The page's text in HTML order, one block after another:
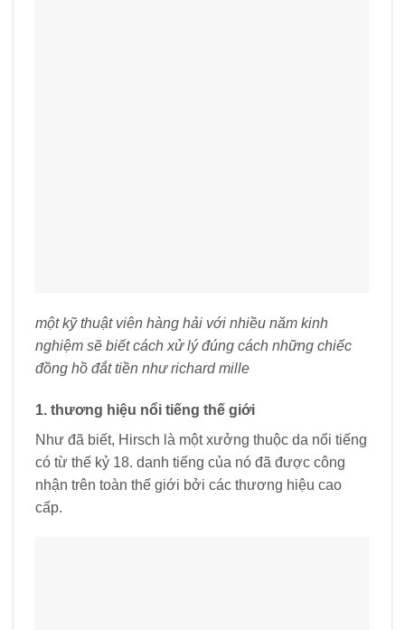
một kỹ thuật viên hàng hải với nhiều năm kinh
nghiệm sẽ biết cách xử lý đúng cách những chiếc
đồng hồ đắt tiền như richard mille
1. thương hiệu nổi tiếng thế giới
Như đã biết, Hirsch là một xưởng thuộc da nổi tiếng
có từ thế kỷ 18. danh tiếng của nó đã được công
nhận trên toàn thế giới bởi các thương hiệu cao
cấp.